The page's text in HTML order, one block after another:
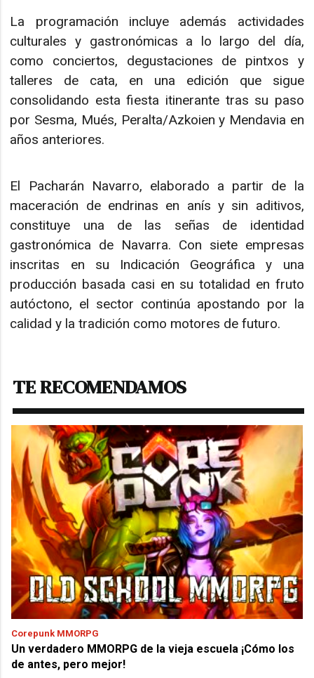
La programación incluye además actividades
culturales y gastronómicas a lo largo del día,
como conciertos, degustaciones de pintxos y
talleres de cata, en una edición que sigue
consolidando esta fiesta itinerante tras su paso
por Sesma, Mués, Peralta/Azkoien y Mendavia en
años anteriores.
El Pacharán Navarro, elaborado a partir de la
maceración de endrinas en anís y sin aditivos,
constituye una de las señas de identidad
gastronómica de Navarra. Con siete empresas
inscritas en su Indicación Geográfica y una
producción basada casi en su totalidad en fruto
autóctono, el sector continúa apostando por la
calidad y la tradición como motores de futuro.
TE RECOMENDAMOS
Corepunk MMORPG
Un verdadero MMORPG de la vieja escuela ¡Cómo los
de antes, pero mejor!